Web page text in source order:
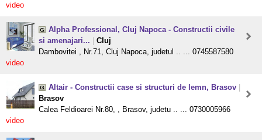
video
Alpha Professional, Cluj Napoca - Constructii civile
si amenajari...
Cluj
Dambovitei , Nr.71, Cluj Napoca, judetul .. ... 0745587580
video
Altair - Constructii case si structuri de lemn, Brasov
Brasov
Calea Feldioarei Nr.80, , Brasov, judetu .. ... 0730005966
video